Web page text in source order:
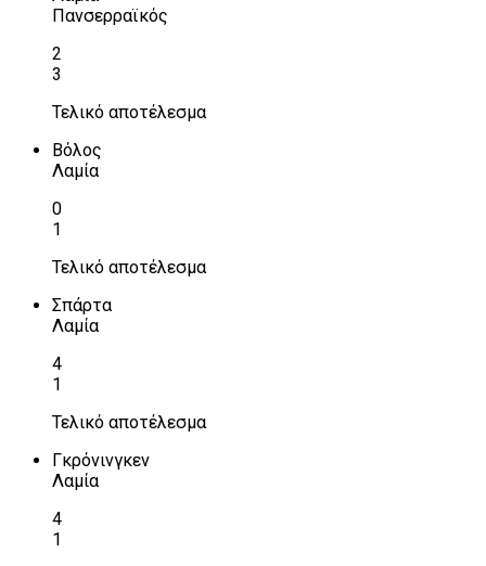
Πανσερραϊκός
2
3
Τελικό αποτέλεσμα
Βόλος
Λαμία
0
1
Τελικό αποτέλεσμα
Σπάρτα
Λαμία
4
1
Τελικό αποτέλεσμα
Γκρόνινγκεν
Λαμία
4
1